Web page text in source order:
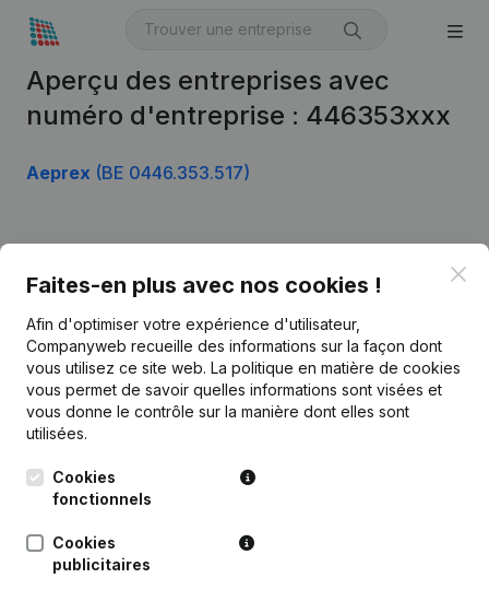
Aperçu des entreprises avec
numéro d'entreprise : 446353xxx
Aeprex (BE 0446.353.517)
Faites-en plus avec nos cookies !
Afin d'optimiser votre expérience d'utilisateur,
Companyweb recueille des informations sur la façon dont
vous utilisez ce site web. La politique en matière de cookies
vous permet de savoir quelles informations sont visées et
vous donne le contrôle sur la manière dont elles sont
utilisées.
Cookies
fonctionnels
Cookies
publicitaires
Français
Kantorenpark Everest
Leuvensesteenweg
1800 Vilvoorde
Informations d’entreprise
Monitoring
Recherche internationale
Prospection